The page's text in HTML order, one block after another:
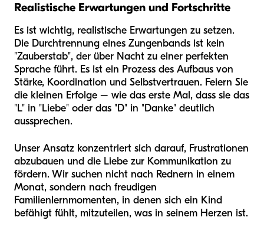
Realistische Erwartungen und Fortschritte
Es ist wichtig, realistische Erwartungen zu setzen.
Die Durchtrennung eines Zungenbands ist kein
"Zauberstab", der über Nacht zu einer perfekten
Sprache führt. Es ist ein Prozess des Aufbaus von
Stärke, Koordination und Selbstvertrauen. Feiern Sie
die kleinen Erfolge – wie das erste Mal, dass sie das
"L" in "Liebe" oder das "D" in "Danke" deutlich
aussprechen.
Unser Ansatz konzentriert sich darauf, Frustrationen
abzubauen und die Liebe zur Kommunikation zu
fördern. Wir suchen nicht nach Rednern in einem
Monat, sondern nach freudigen
Familienlernmomenten, in denen sich ein Kind
befähigt fühlt, mitzuteilen, was in seinem Herzen ist.